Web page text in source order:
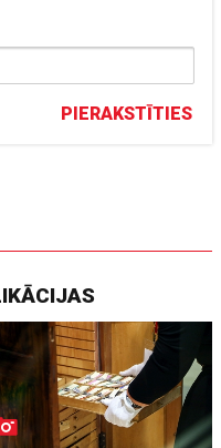
PIERAKSTĪTIES